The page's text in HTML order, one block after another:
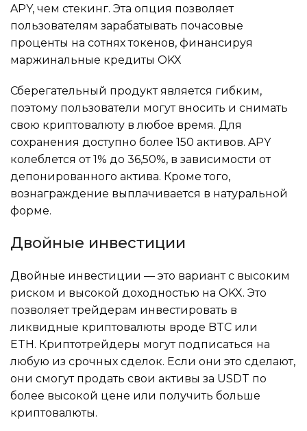
APY, чем стекинг. Эта опция позволяет
пользователям зарабатывать почасовые
проценты на сотнях токенов, финансируя
маржинальные кредиты OKX
Сберегательный продукт является гибким,
поэтому пользователи могут вносить и снимать
свою криптовалюту в любое время. Для
сохранения доступно более 150 активов. APY
колеблется от 1% до 36,50%, в зависимости от
депонированного актива. Кроме того,
вознаграждение выплачивается в натуральной
форме.
Двойные инвестиции
Двойные инвестиции — это вариант с высоким
риском и высокой доходностью на OKX. Это
позволяет трейдерам инвестировать в
ликвидные криптовалюты вроде BTC или
ETH. Криптотрейдеры могут подписаться на
любую из срочных сделок. Если они это сделают,
они смогут продать свои активы за USDT по
более высокой цене или получить больше
криптовалюты.